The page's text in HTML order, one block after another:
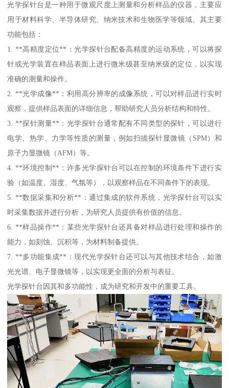
光学探针台是一种用于微观尺度上测量和分析样品的仪器，主要应
用于材料科学、半导体研究、纳米技术和生物医学等领域。其主要
功能包括：
1. **高精度定位**：光学探针台配备高精度的运动系统，可以将探
针或光学装置在样品表面上进行微米级甚至纳米级的定位，以实现
准确的测量和操作。
2. **光学成像**：利用高分辨率的成像系统，可以对样品进行实时
观察，提供样品表面的详细信息，帮助研究人员分析结构和特性。
3. **探针测量**：光学探针台通常配有不同类型的探针，可以进行
电学、热学、力学等性质的测量，例如扫描探针显微镜（SPM）和
原子力显微镜（AFM）等。
4. **环境控制**：许多光学探针台可以在控制的环境条件下进行实
验（如温度、湿度、气氛等），以观察样品在不同条件下的表现。
5. **数据采集和分析**：通过集成的软件系统，光学探针台可以实
时采集数据并进行分析，为研究人员提供有价值的信息。
6. **样品操作**：某些光学探针台还具备对样品进行处理和操作的
能力，如刻蚀、沉积等，为材料制备提供。
7. **多功能集成**：现代光学探针台还可以与其他技术结合，如激
光光谱、电子显微镜等，以实现更全面的分析与表征。
光学探针台因其和多功能性，成为研究和开发中的重要工具。